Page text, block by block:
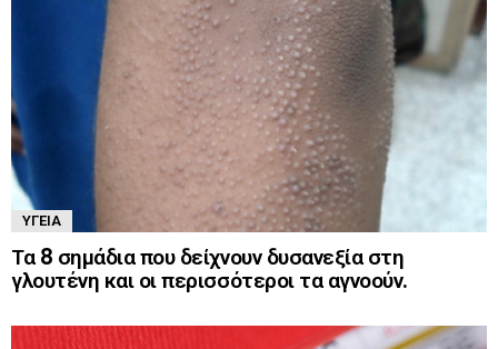
ΥΓΕΊΑ
Τα 8 σημάδια που δείχνουν δυσανεξία στη
γλουτένη και οι περισσότεροι τα αγνοούν.